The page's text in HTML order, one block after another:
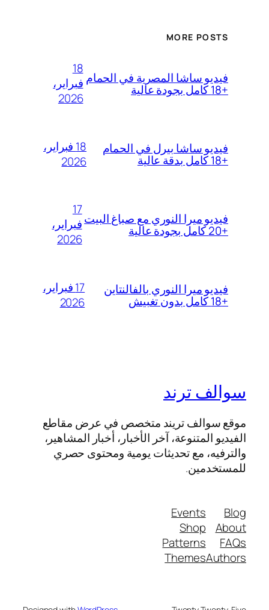
MORE POSTS
فيديو ساشا المصرية في الحمام
+18 كامل بجودة عالية
18
فبراير،
2026
فيديو ساشا بيرل في الحمام
+18 كامل بدقة عالية
18 فبراير،
2026
فيديو ميرا النوري مع صباغ البيت
+20 كامل بجودة عالية
17
فبراير،
2026
فيديو ميرا النوري بالفالنتاين
+18 كامل بدون تغبيش
17 فبراير،
2026
سوالف ترند
موقع سوالف تريند متخصص في عرض مقاطع
الفيديو المتنوعة، آخر الأخبار، أخبار المشاهير،
والترفيه، مع تحديثات يومية ومحتوى حصري
للمستخدمين.
Blog
About
FAQs
Authors
Events
Shop
Patterns
Themes